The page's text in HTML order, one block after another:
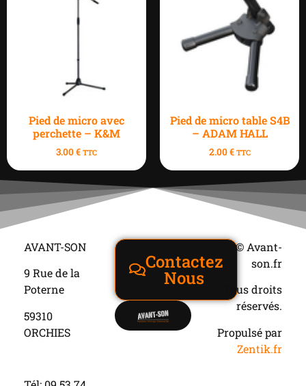
Pied de micro avec
perchette – K&M
3.00€ TTC
Pied de micro table S4B
– ADAM HALL
2.00€ TTC
AVANT-SON
9 Rue de la
Poterne
59310
ORCHIES
Contactez
Nous
© Avant-
son.fr
Tous droits
réservés.
Propulsé par
Zentik.fr